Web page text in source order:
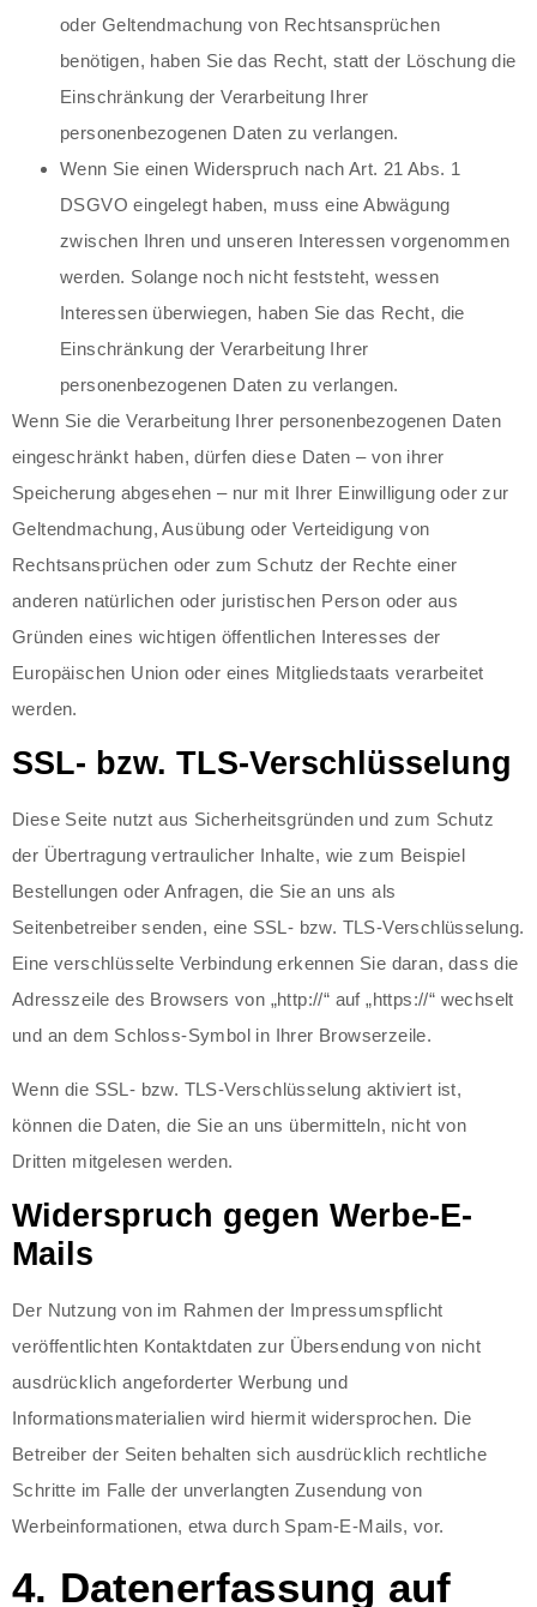
oder Geltendmachung von Rechtsansprüchen
benötigen, haben Sie das Recht, statt der Löschung die
Einschränkung der Verarbeitung Ihrer
personenbezogenen Daten zu verlangen.
Wenn Sie einen Widerspruch nach Art. 21 Abs. 1
DSGVO eingelegt haben, muss eine Abwägung
zwischen Ihren und unseren Interessen vorgenommen
werden. Solange noch nicht feststeht, wessen
Interessen überwiegen, haben Sie das Recht, die
Einschränkung der Verarbeitung Ihrer
personenbezogenen Daten zu verlangen.
Wenn Sie die Verarbeitung Ihrer personenbezogenen Daten
eingeschränkt haben, dürfen diese Daten – von ihrer
Speicherung abgesehen – nur mit Ihrer Einwilligung oder zur
Geltendmachung, Ausübung oder Verteidigung von
Rechtsansprüchen oder zum Schutz der Rechte einer
anderen natürlichen oder juristischen Person oder aus
Gründen eines wichtigen öffentlichen Interesses der
Europäischen Union oder eines Mitgliedstaats verarbeitet
werden.
SSL- bzw. TLS-Verschlüsselung
Diese Seite nutzt aus Sicherheitsgründen und zum Schutz
der Übertragung vertraulicher Inhalte, wie zum Beispiel
Bestellungen oder Anfragen, die Sie an uns als
Seitenbetreiber senden, eine SSL- bzw. TLS-Verschlüsselung.
Eine verschlüsselte Verbindung erkennen Sie daran, dass die
Adresszeile des Browsers von „http://“ auf „https://“ wechselt
und an dem Schloss-Symbol in Ihrer Browserzeile.
Wenn die SSL- bzw. TLS-Verschlüsselung aktiviert ist,
können die Daten, die Sie an uns übermitteln, nicht von
Dritten mitgelesen werden.
Widerspruch gegen Werbe-E-
Mails
Der Nutzung von im Rahmen der Impressumspflicht
veröffentlichten Kontaktdaten zur Übersendung von nicht
ausdrücklich angeforderter Werbung und
Informationsmaterialien wird hiermit widersprochen. Die
Betreiber der Seiten behalten sich ausdrücklich rechtliche
Schritte im Falle der unverlangten Zusendung von
Werbeinformationen, etwa durch Spam-E-Mails, vor.
4. Datenerfassung auf